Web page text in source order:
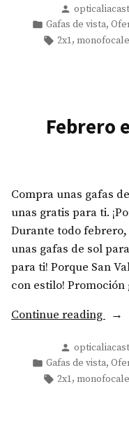
Posted
by
Posted
in
Gafas de vista,
Tags:
2x1,
Febrero
Compra unas gafas
unas gratis para ti.
Durante todo
unas gafas de sol
para ti! Porque San
con estilo! Promoción
Continue reading
mes
del
Posted
by
Posted
in
Gafas de vista,
Tags:
2x1,